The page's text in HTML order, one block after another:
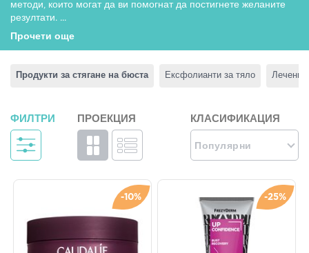
методи, които могат да ви помогнат да постигнете желаните
резултати. ...
Прочети още
Продукти за стягане на бюста Ексфолианти за тяло Лечение
ФИЛТРИ ПРОЕКЦИЯ КЛАСИФИКАЦИЯ
Популярни
-10% -25%